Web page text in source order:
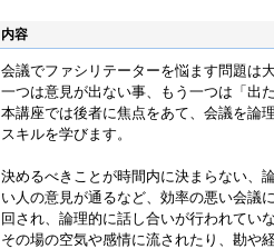
内容
会議でファシリテーターを悩ます問題は
一つは意見が出ない事、もう一つは「出
本講座では後者に焦点をあて、会議を論
スキルを学びます。
決めるべきことが時間内に決まらない、
い人の意見が通るなど、効率の悪い会議
回され、論理的に話し合いが行われてい
その場の空気や感情に流されたり、勘や